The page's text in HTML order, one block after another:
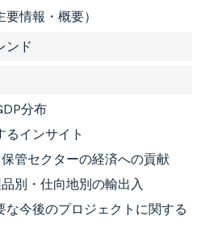
情報・概要）
ンド
分布
るインサイト
保管セクターの経済への貢献
別・仕向地別の輸出入
な今後のプロジェクトに関する